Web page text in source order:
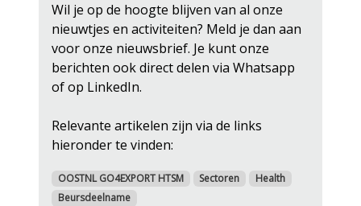
Wil je op de hoogte blijven van al onze
nieuwtjes en activiteiten? Meld je dan aan
voor onze nieuwsbrief. Je kunt onze
berichten ook direct delen via Whatsapp
of op LinkedIn.
Relevante artikelen zijn via de links
hieronder te vinden:
OOSTNL GO4EXPORT HTSM Sectoren
Health
Beursdeelname